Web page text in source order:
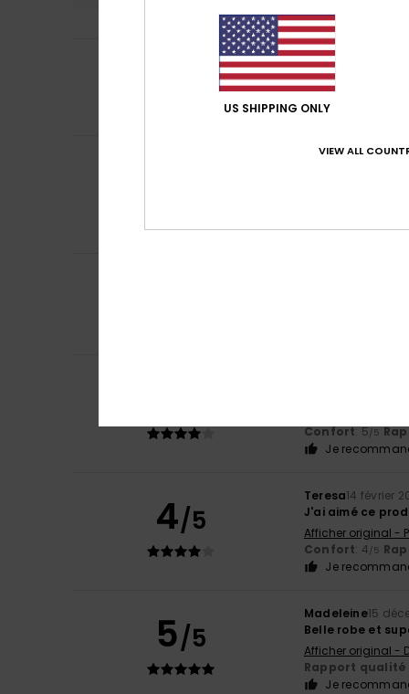
Celine
Conforme au
Confort
Je
Aneta1 juillet 2026
Je
Confort: 5/5
Je
4/5
Teresa14 février
J'ai aimé ce
Afficher original -
Confort: 4/5
Je
5/5
Madeleine15
Belle robe et
Afficher original -
Rapport qualité
Je
US SHIPPING ONLY
VIEW ALL